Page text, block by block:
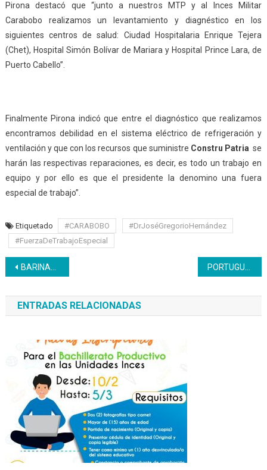
Pirona destacó que “junto a nuestros MTP y al Inces Militar
Carabobo realizamos un levantamiento y diagnéstico en los
siguientes centros de salud: Ciudad Hospitalaria Enrique Tejera
(Chet), Hospital Simón Bolívar de Mariara y Hospital Prince Lara, de
Puerto Cabello”.
Finalmente Pirona indicó que entre el diagnóstico que realizamos
encontramos debilidad en el sistema eléctrico de refrigeración y
ventilación y que con los recursos que suministre Constru Patria se
harán las respectivas reparaciones, es decir, es todo un trabajo en
equipo y por ello es que el presidente la denomino una fuera
especial de trabajo”.
Etiquetado #CARABOBO
#DrJoséGregorioHernández
#FuerzaDeTrabajoEspecial
Navegación
de
entradas
BARINAS* | Estudiantes con discapacidad auditiva reciben título de bachiller
ENTRADAS RELACIONADAS